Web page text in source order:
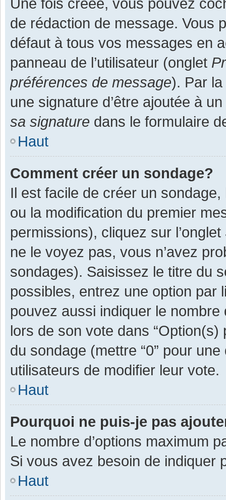
de rédaction de message. Vous
défaut à tous vos messages en
panneau de l’utilisateur (onglet
préférences de message). Par
une signature d’être ajoutée à
sa signature dans le formulaire
Haut
Comment créer un sondage?
Il est facile de créer un
ou la modification du premier
permissions), cliquez sur l’onglet
ne le voyez pas, vous n’avez
sondages). Saisissez le titre du
possibles, entrez une option par
pouvez aussi indiquer le
lors de son vote dans “Option(s)
du sondage (mettre “0” pour
utilisateurs de modifier leur vote.
Haut
Pourquoi ne puis-je pas
Le nombre d’options maximum
Si vous avez besoin de indiquer
Haut